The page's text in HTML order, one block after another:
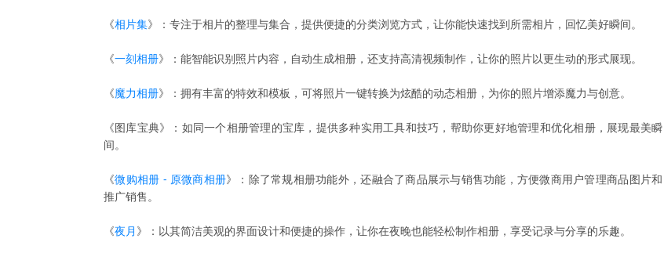
《相片集》：专注于相片的整理与集合，提供便捷的分类浏览方式，让你能快速找到所需相片，回忆美好瞬间。
《一刻相册》：能智能识别照片内容，自动生成相册，还支持高清视频制作，让你的照片以更生动的形式展现。
《魔力相册》：拥有丰富的特效和模板，可将照片一键转换为炫酷的动态相册，为你的照片增添魔力与创意。
《图库宝典》：如同一个相册管理的宝库，提供多种实用工具和技巧，帮助你更好地管理和优化相册，展现最美瞬
间。
《微购相册 - 原微商相册》：除了常规相册功能外，还融合了商品展示与销售功能，方便微商用户管理商品图片和
推广销售。
《夜月 》：以其简洁美观的界面设计和便捷的操作，让你在夜晚也能轻松制作相册，享受记录与分享的乐趣。